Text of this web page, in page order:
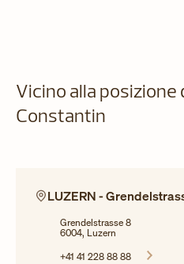
Vicino alla posizione
Constantin
LUZERN -
Grendelstrasse 8
6004, Luzern
+41 41 228 88 88